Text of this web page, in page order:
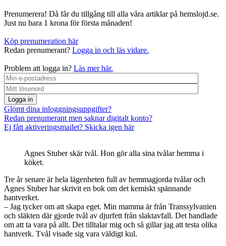
Prenumerera! Då får du tillgång till alla våra artiklar på hemslojd.se.
Just nu bara 1 krona för första månaden!
Köp prenumeration här
Redan prenumerant? Logga in och läs vidare.
Problem att logga in? Läs mer här.
Logga in
Glömt dina inloggningsuppgifter?
Redan prenumerant men saknar digitalt konto?
Ej fått aktiveringsmailet? Skicka igen här
Agnes Stuber skär tvål. Hon gör alla sina tvålar hemma i
köket.
Tre år senare är hela lägenheten full av hemmagjorda tvålar och
Agnes Stuber har skrivit en bok om det kemiskt spännande
hantverket.
– Jag tycker om att skapa eget. Min mamma är från Transsylvanien
och släkten där gjorde tvål av djurfett från slaktavfall. Det handlade
om att ta vara på allt. Det tilltalar mig och så gillar jag att testa olika
hantverk. Tvål visade sig vara väldigt kul.